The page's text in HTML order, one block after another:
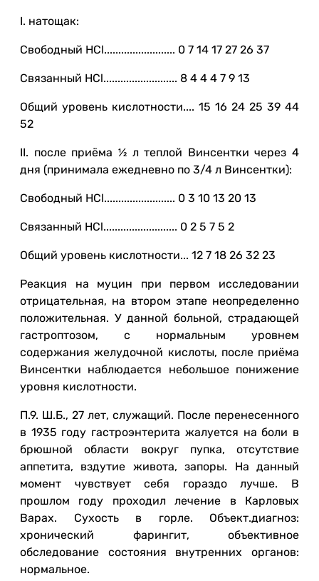
I. натощак:
Свободный HCl......................... 0 7 14 17 27 26 37
Связанный HCl.......................... 8 4 4 4 7 9 13
Общий уровень кислотности.... 15 16 24 25 39 44
52
II. после приёма ½ л теплой Винсентки через 4
дня (принимала ежедневно по 3/4 л Винсентки):
Свободный HCl......................... 0 3 10 13 20 13
Связанный HCl.......................... 0 2 5 7 5 2
Общий уровень кислотности... 12 7 18 26 32 23
Реакция на муцин при первом исследовании
отрицательная, на втором этапе неопределенно
положительная. У данной больной, страдающей
гастроптозом, с нормальным уровнем
содержания желудочной кислоты, после приёма
Винсентки наблюдается небольшое понижение
уровня кислотности.
П.9. Ш.Б., 27 лет, служащий. После перенесенного
в 1935 году гастроэнтерита жалуется на боли в
брюшной области вокруг пупка, отсутствие
аппетита, вздутие живота, запоры. На данный
момент чувствует себя гораздо лучше. В
прошлом году проходил лечение в Карловых
Варах. Сухость в горле. Объект.диагноз:
хронический фарингит, объективное
обследование состояния внутренних органов:
нормальное.